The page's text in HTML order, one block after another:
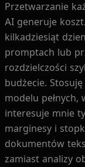
Przetwarzanie
AI generuje
kilkadziesiąt
promptach lub
rozdzielczości
budżecie.
modelu pełnych,
interesuje mnie
marginesy i
dokumentów
zamiast analizy